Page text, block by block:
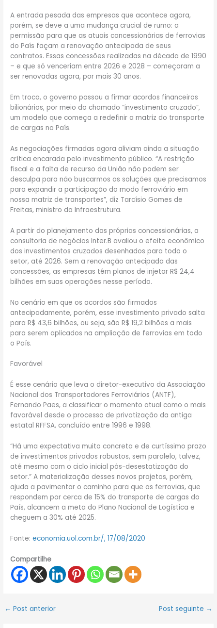
A entrada pesada das empresas que acontece agora,
porém, se deve a uma mudança crucial de rumo: a
permissão para que as atuais concessionárias de ferrovias
do País façam a renovação antecipada de seus
contratos. Essas concessões realizadas na década de 1990
– e que só venceriam entre 2026 e 2028 – começaram a
ser renovadas agora, por mais 30 anos.
Em troca, o governo passou a firmar acordos financeiros
bilionários, por meio do chamado “investimento cruzado”,
um modelo que começa a redefinir a matriz do transporte
de cargas no País.
As negociações firmadas agora aliviam ainda a situação
crítica encarada pelo investimento público. “A restrição
fiscal e a falta de recurso da União não podem ser
desculpa para não buscarmos as soluções que precisamos
para expandir a participação do modo ferroviário em
nossa matriz de transportes”, diz Tarcísio Gomes de
Freitas, ministro da Infraestrutura.
A partir do planejamento das próprias concessionárias, a
consultoria de negócios Inter.B avaliou o efeito econômico
dos investimentos cruzados desenhados para todo o
setor, até 2026. Sem a renovação antecipada das
concessões, as empresas têm planos de injetar R$ 24,4
bilhões em suas operações nesse período.
No cenário em que os acordos são firmados
antecipadamente, porém, esse investimento privado salta
para R$ 43,6 bilhões, ou seja, são R$ 19,2 bilhões a mais
para serem aplicados na ampliação de ferrovias em todo
o País.
Favorável
É esse cenário que leva o diretor-executivo da Associação
Nacional dos Transportadores Ferroviários (ANTF),
Fernando Paes, a classificar o momento atual como o mais
favorável desde o processo de privatização da antiga
estatal RFFSA, concluído entre 1996 e 1998.
“Há uma expectativa muito concreta e de curtíssimo prazo
de investimentos privados robustos, sem paralelo, talvez,
até mesmo com o ciclo inicial pós-desestatização do
setor.” A materialização desses novos projetos, porém,
ajuda a pavimentar o caminho para que as ferrovias, que
respondem por cerca de 15% do transporte de cargas do
País, alcancem a meta do Plano Nacional de Logística e
cheguem a 30% até 2025.
Fonte:economia.uol.com.br/, 17/08/2020
Compartilhe
← Post anterior Post seguinte →